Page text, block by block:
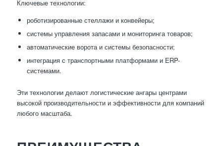
Ключевые технологии:
роботизированные стеллажи и конвейеры;
системы управления запасами и мониторинга товаров;
автоматические ворота и системы безопасности;
интеграция с транспортными платформами и ERP-
системами.
Эти технологии делают логистические ангары центрами
высокой производительности и эффективности для компаний
любого масштаба.